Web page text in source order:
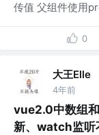
传值 父组件使用
0
大王Elle
4年前
vue2.0中数组
新、watch监听